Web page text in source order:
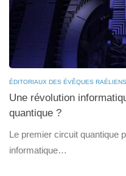
ÉDITORIAUX DES ÉVÊQUES RAÉLIENS
Une révolution
quantique ?
Le premier circuit quantique
informatique…